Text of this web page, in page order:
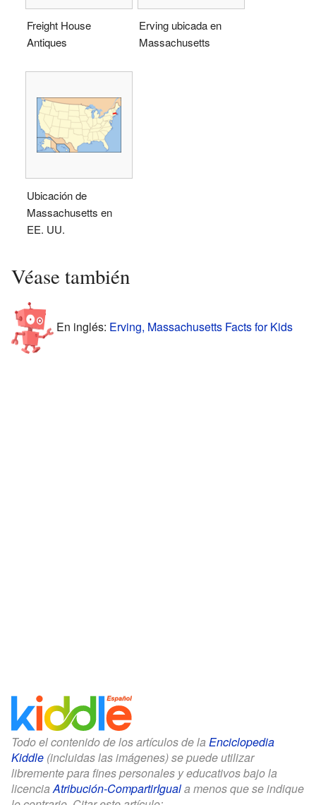
Freight House
Antiques
Erving ubicada en
Massachusetts
Ubicación de
Massachusetts en
EE. UU.
Véase también
En inglés: Erving, Massachusetts Facts for Kids
Todo el contenido de los artículos de la Enciclopedia
Kiddle (incluidas las imágenes) se puede utilizar
libremente para fines personales y educativos bajo la
licenciaAtribución-CompartirIguala menos que se indique